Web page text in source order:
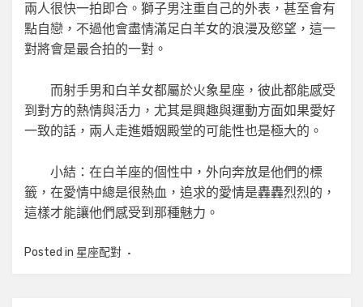
兩人很快一拍即合。獅子男注重自己的外表，甚至會有
點自戀，不過他會盡情滿足白羊女的浪漫及慾望，這一
對將會是最合拍的一對。
而射手男和白羊女都屬於火象星座，彼此都能感受
到對方的熱情與活力，尤其是興趣與運動方面如果愛好
一致的話，兩人走進婚姻殿堂的可能性也是極大的。
小結：在白羊座的個性中，外向奔放是他們的標
籤，在愛情中總是很熱血，追求的愛情是轟轟烈烈的，
這樣才能讓他們感受到那種魅力。
Posted in 星座配對